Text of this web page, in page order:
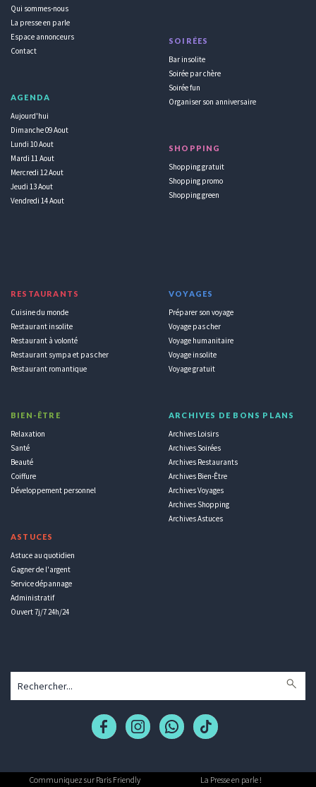
Qui sommes-nous
La presse en parle
Espace annonceurs
Contact
AGENDA
Aujourd'hui
Dimanche 09 Aout
Lundi 10 Aout
Mardi 11 Aout
Mercredi 12 Aout
Jeudi 13 Aout
Vendredi 14 Aout
SOIRÉES
Bar insolite
Soirée par chère
Soirée fun
Organiser son anniversaire
SHOPPING
Shopping gratuit
Shopping promo
Shopping green
RESTAURANTS
Cuisine du monde
Restaurant insolite
Restaurant à volonté
Restaurant sympa et pas cher
Restaurant romantique
BIEN-ÊTRE
Relaxation
Santé
Beauté
Coiffure
Développement personnel
ASTUCES
Astuce au quotidien
Gagner de l'argent
Service dépannage
Administratif
Ouvert 7j/7 24h/24
VOYAGES
Préparer son voyage
Voyage pas cher
Voyage humanitaire
Voyage insolite
Voyage gratuit
ARCHIVES DE BONS PLANS
Archives Loisirs
Archives Soirées
Archives Restaurants
Archives Bien-Être
Archives Voyages
Archives Shopping
Archives Astuces
Communiquez sur Paris Friendly La Presse en parle !